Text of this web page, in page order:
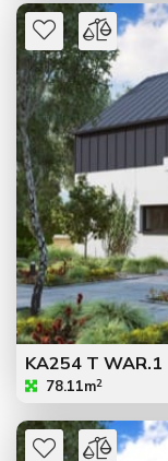
KA254 T WAR.1
78.11m2